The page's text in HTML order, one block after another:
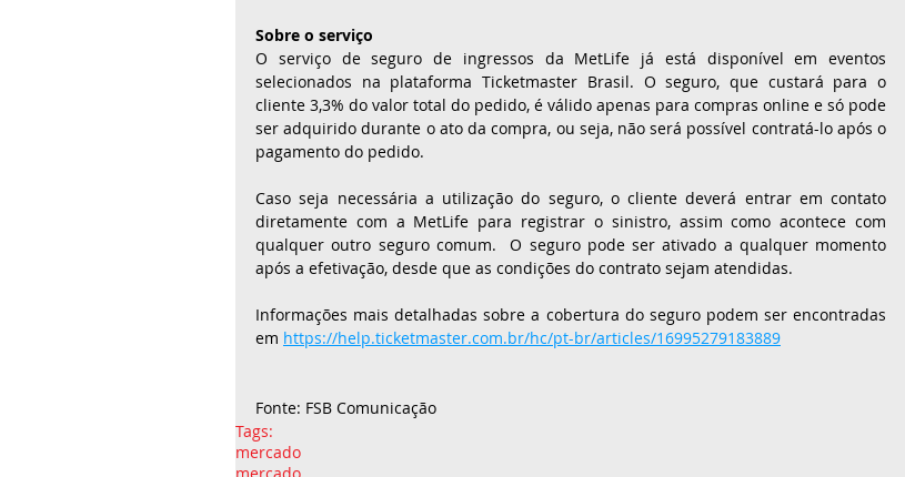
Sobre o serviço
O serviço de seguro de ingressos da MetLife já está disponível em eventos
selecionados na plataforma Ticketmaster Brasil. O seguro, que custará para o
cliente 3,3% do valor total do pedido, é válido apenas para compras online e só pode
ser adquirido durante o ato da compra, ou seja, não será possível contratá-lo após o
pagamento do pedido.
Caso seja necessária a utilização do seguro, o cliente deverá entrar em contato
diretamente com a MetLife para registrar o sinistro, assim como acontece com
qualquer outro seguro comum.  O seguro pode ser ativado a qualquer momento
após a efetivação, desde que as condições do contrato sejam atendidas.
Informações mais detalhadas sobre a cobertura do seguro podem ser encontradas
em https://help.ticketmaster.com.br/hc/pt-br/articles/16995279183889
Fonte: FSB Comunicação
Tags:
mercado